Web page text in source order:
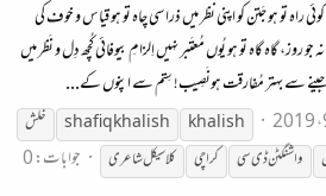
راہ تو ہو جَتن کو اپنی نظر میں ذرا سی چاہ تو ہو قیاس و خوف کی
روز، گاہ گاہ تو ہو یُوں مُعتَبر نہیں اِلزامِ بیوفائی کُچھ دِل و نَظر میں
جینے سے بہتر مُفارقت ہونَصِیب! سِتم سے اپنوں کے...
khalish
shafiq khalish
خلش
واشنگٹن ڈی سی کراچی کلاسیکل شاعری
جوابات: 0